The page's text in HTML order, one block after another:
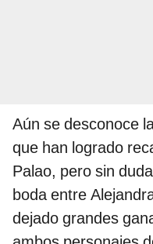
Aún se desconoce
que han logrado
Palao, pero sin
boda entre
dejado grandes